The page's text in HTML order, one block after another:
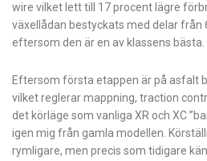
wire vilket lett till 17 procent lägre
växellådan bestyckats med delar från
eftersom den är en av klassens bästa.
Eftersom första etappen är på asfalt
vilket reglerar mappning, traction
det körläge som vanliga XR och XC
igen mig från gamla modellen.
rymligare, men precis som tidigare